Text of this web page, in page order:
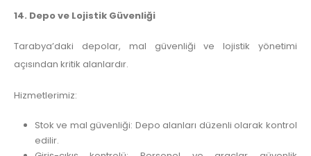
14. Depo ve Lojistik Güvenliği
Tarabya’daki depolar, mal güvenliği ve lojistik yönetimi
açısından kritik alanlardır.
Hizmetlerimiz:
Stok ve mal güvenliği: Depo alanları düzenli olarak kontrol
edilir.